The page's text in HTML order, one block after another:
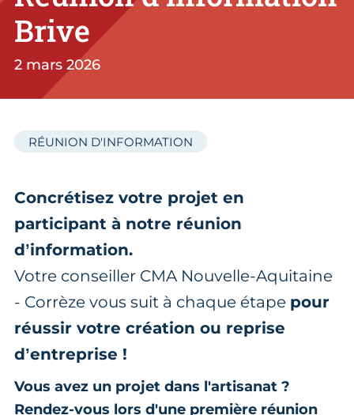
Brive
2 mars 2026
RÉUNION D'INFORMATION
Concrétisez votre projet en
participant à notre réunion
d’information.
Votre conseiller CMA Nouvelle-Aquitaine
- Corrèze vous suit à chaque étape pour
réussir votre création ou reprise
d’entreprise !
Vous avez un projet dans l'artisanat ?
Rendez-vous lors d'une première réunion